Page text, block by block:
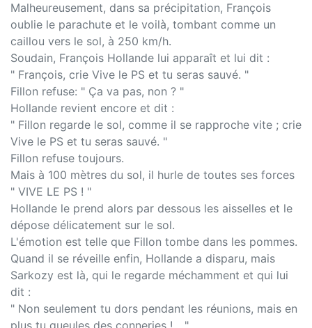
Malheureusement, dans sa précipitation, François
oublie le parachute et le voilà, tombant comme un
caillou vers le sol, à 250 km/h.
Soudain, François Hollande lui apparaît et lui dit :
" François, crie Vive le PS et tu seras sauvé. "
Fillon refuse: " Ça va pas, non ? "
Hollande revient encore et dit :
" Fillon regarde le sol, comme il se rapproche vite ; crie
Vive le PS et tu seras sauvé. "
Fillon refuse toujours.
Mais à 100 mètres du sol, il hurle de toutes ses forces
" VIVE LE PS ! "
Hollande le prend alors par dessous les aisselles et le
dépose délicatement sur le sol.
L'émotion est telle que Fillon tombe dans les pommes.
Quand il se réveille enfin, Hollande a disparu, mais
Sarkozy est là, qui le regarde méchamment et qui lui
dit :
" Non seulement tu dors pendant les réunions, mais en
plus tu gueules des conneries !... "